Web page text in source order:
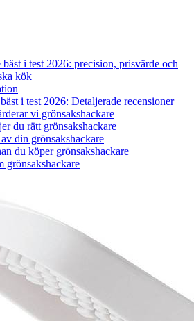
bäst i test 2026: precision, prisvärde och
kök
i test 2026: Detaljerade recensioner
vi grönsakshackare
du rätt grönsakshackare
din grönsakshackare
du köper grönsakshackare
grönsakshackare